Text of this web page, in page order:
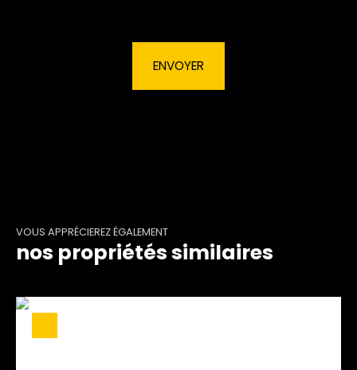
ENVOYER
VOUS APPRÉCIEREZ ÉGALEMENT
nos propriétés similaires